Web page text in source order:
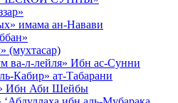
имама ан-Навави
(мухтасар)
ва-л-лейля» Ибн ас-Сунни
Кабир» ат-Табарани
Ибн Аби Шейбы